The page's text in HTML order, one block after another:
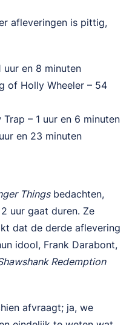
afleveringen is pittig,
uur en 8 minuten
of Holly Wheeler – 54
– 1 uur en 6 minuten
en 23 minuten
Thingsbedachten,
uur gaat duren. Ze
dat de derde aflevering
idool, Frank Darabont,
Redemption
afvraagt; ja, we